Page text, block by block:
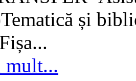
și
mult...